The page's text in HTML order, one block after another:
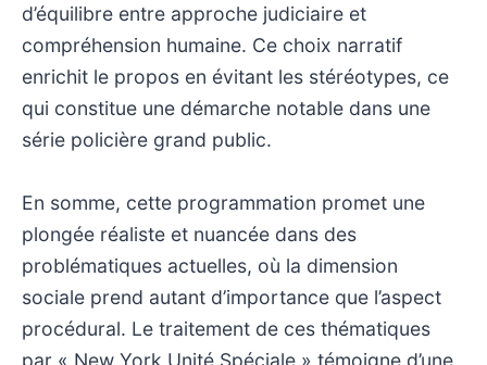
d’équilibre entre approche judiciaire et
compréhension humaine. Ce choix narratif
enrichit le propos en évitant les stéréotypes, ce
qui constitue une démarche notable dans une
série policière grand public.
En somme, cette programmation promet une
plongée réaliste et nuancée dans des
problématiques actuelles, où la dimension
sociale prend autant d’importance que l’aspect
procédural. Le traitement de ces thématiques
par « New York Unité Spéciale » témoigne d’une